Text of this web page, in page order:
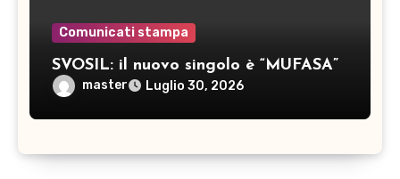
Comunicati stampa
SVOSIL: il nuovo singolo è “MUFASA”
master Luglio 30, 2026